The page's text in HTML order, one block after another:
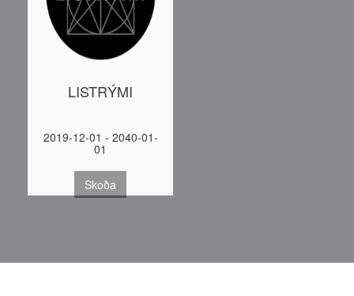
LISTRÝMI
2019-12-01 - 2040-01-
01
Skoða